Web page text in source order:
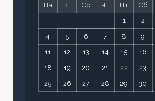
Пн Вт Ср Чт Пт Сб
1 2
4 5 6 7 8 9
11 12 13 14 15 16
18 19 20 21 22 23
25 26 27 28 29 30